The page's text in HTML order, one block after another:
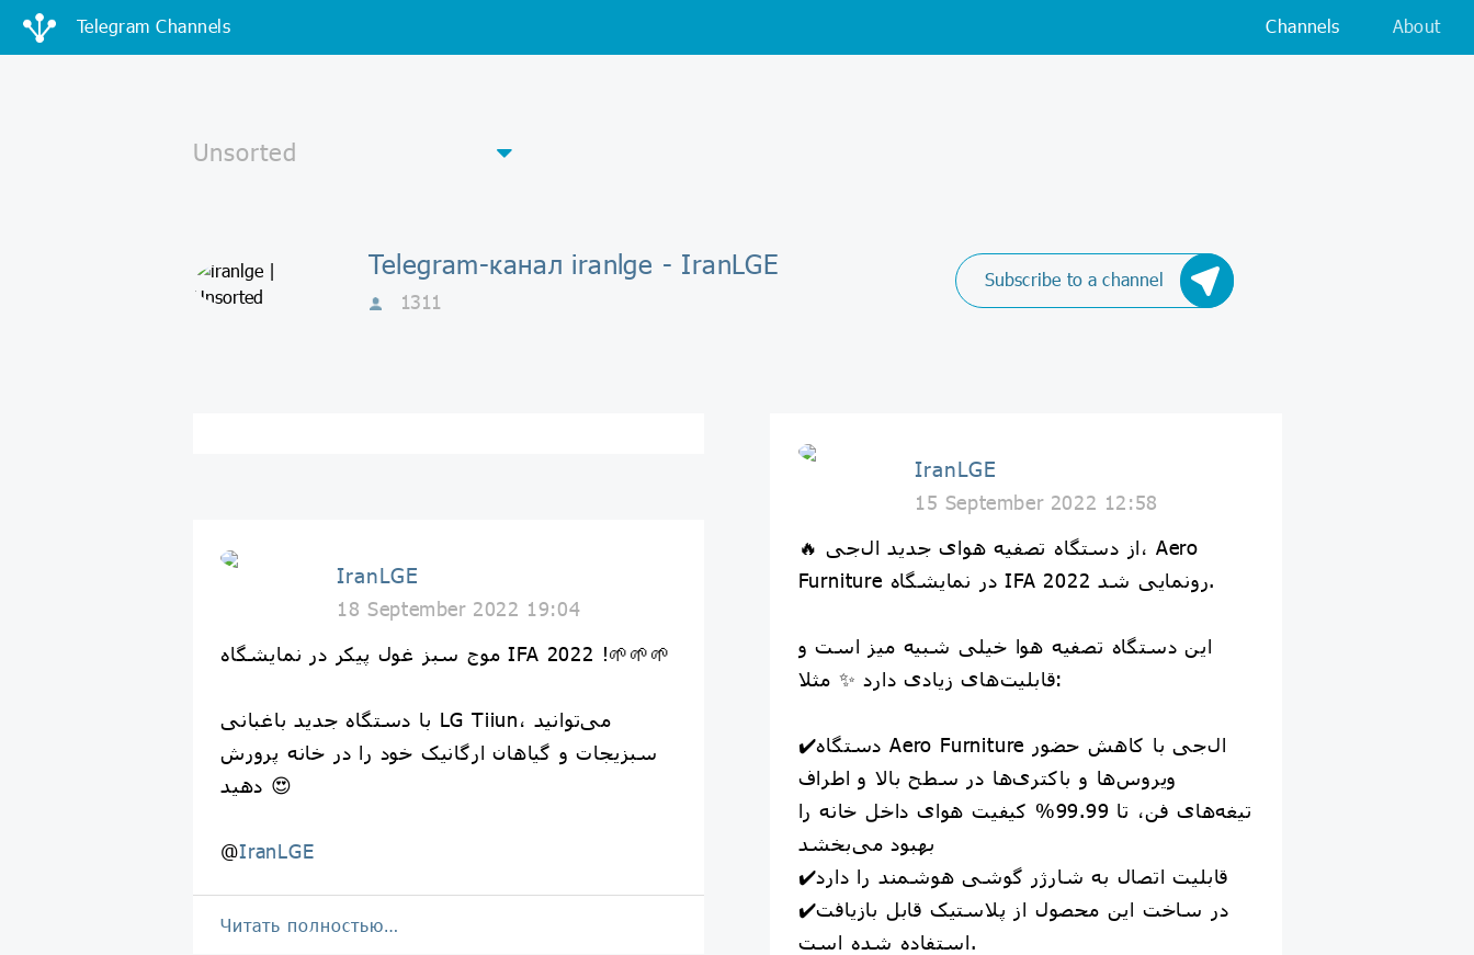
Telegram Channels Channels About
Subscribe to a channel
Telegram-канал iranlge - IranLGE
1311
IranLGE
18 September 2022 19:04
موج سبز غول پیکر در نمایشگاه IFA 2022 !🌱🌱🌱
با دستگاه جدید باغبانی LG Tiiun، می‌توانید
سبزیجات و گیاهان ارگانیک خود را در خانه پرورش
دهید 😍
@IranLGE
Читать полностью…
IranLGE
15 September 2022 12:58
🔥 از دستگاه تصفیه هوای جدید ال‌جی، Aero
Furniture در نمایشگاه IFA 2022 رونمایی شد.
این دستگاه تصفیه هوا خیلی شبیه میز است و
قابلیت‌های زیادی دارد ✨ مثلا:
✔️دستگاه Aero Furniture ال‌جی با کاهش حضور
ویروس‌ها و باکتری‌ها در سطح بالا و اطراف
تیغه‌های فن، تا 99.99% کیفیت هوای داخل خانه را
بهبود می‌بخشد
✔️قابلیت اتصال به شارژر گوشی هوشمند را دارد
✔️در ساخت این محصول از پلاستیک قابل بازیافت
استفاده شده است.